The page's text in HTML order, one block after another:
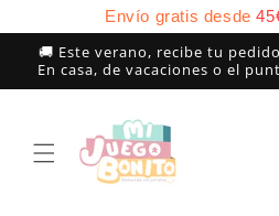
Envío gratis desde45
directamente
al contenido
🚚 Este verano, recibe tu
En casa, de vacaciones o el